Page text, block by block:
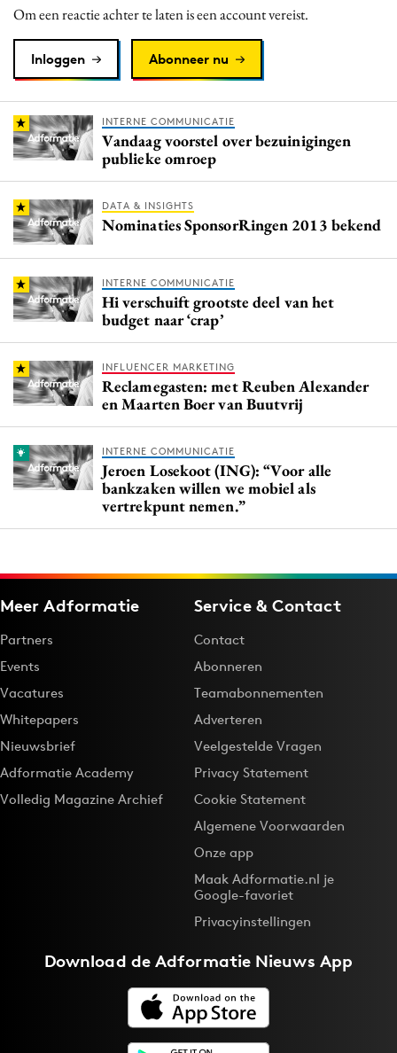
Om een reactie achter te laten is een account vereist.
Inloggen Abonneer nu
INTERNE COMMUNICATIE
Vandaag voorstel over bezuinigingen
publieke omroep
DATA & INSIGHTS
Nominaties SponsorRingen 2013 bekend
INTERNE COMMUNICATIE
Hi verschuift grootste deel van het
budget naar ‘crap’
INFLUENCER MARKETING
Reclamegasten: met Reuben Alexander
en Maarten Boer van Buutvrij
INTERNE COMMUNICATIE
Jeroen Losekoot (ING): “Voor alle
bankzaken willen we mobiel als
vertrekpunt nemen.”
Meer Adformatie
Partners
Events
Vacatures
Whitepapers
Nieuwsbrief
Adformatie Academy
Volledig Magazine Archief
Service & Contact
Contact
Abonneren
Teamabonnementen
Adverteren
Veelgestelde Vragen
Privacy Statement
Cookie Statement
Algemene Voorwaarden
Onze app
Maak Adformatie.nl je
Google-favoriet
Privacyinstellingen
Download deAdformatie Nieuws App